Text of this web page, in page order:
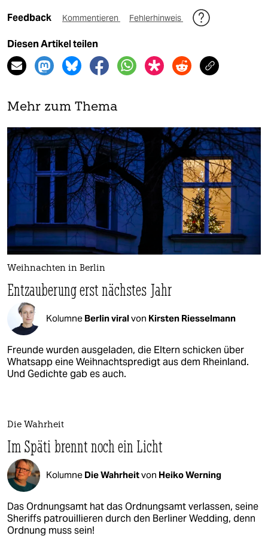
Feedback Kommentieren Fehlerhinweis
Diesen Artikel teilen
Mehr zum Thema
Weihnachten in Berlin
Entzauberung erst nächstes Jahr
Kolumne Berlin viralvon Kirsten Riesselmann
Freunde wurden ausgeladen, die Eltern schicken über
Whatsapp eine Weihnachtspredigt aus dem Rheinland.
Und Gedichte gab es auch.
Die Wahrheit
Im Späti brennt noch ein Licht
Kolumne Die Wahrheitvon Heiko Werning
Das Ordnungsamt hat das Ordnungsamt verlassen, seine
Sheriffs patrouillieren durch den Berliner Wedding, denn
Ordnung muss sein!